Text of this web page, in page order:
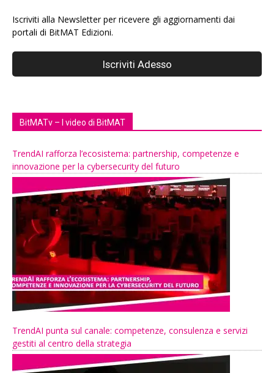
Iscriviti alla Newsletter per ricevere gli aggiornamenti dai
portali di BitMAT Edizioni.
BitMATv – I video di BitMAT
TrendAI rafforza l’ecosistema: partnership, competenze e
innovazione per la cybersecurity del futuro
TrendAI punta sul canale: competenze, consulenza e servizi
gestiti al centro della strategia